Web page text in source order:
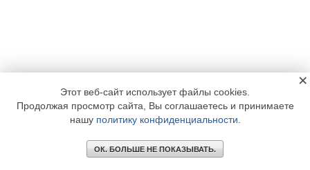
Этот веб-сайт использует файлы cookies.
Продолжая просмотр сайта, Вы соглашаетесь и принимаете
нашу политику конфиденциальности
ОК. БОЛЬШЕ НЕ ПОКАЗЫВАТЬ.
×